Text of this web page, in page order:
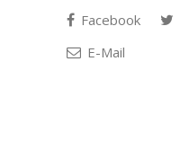
Facebook
E-Mail